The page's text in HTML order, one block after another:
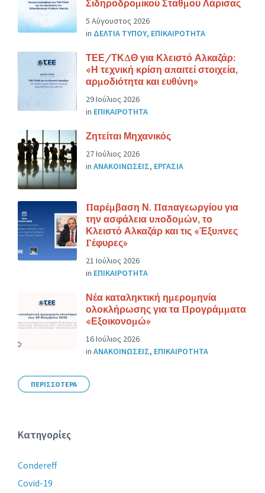
Σιδηροδρομικού Σταθμού Λάρισας
5 Αύγουστος 2026
in ΔΕΛΤΙΑ ΤΥΠΟΥ, ΕΠΙΚΑΙΡΟΤΗΤΑ
ΤΕΕ/ΤΚΔΘ για Κλειστό Αλκαζάρ:
«Η τεχνική κρίση απαιτεί στοιχεία,
αρμοδιότητα και ευθύνη»
29 Ιούλιος 2026
in ΕΠΙΚΑΙΡΟΤΗΤΑ
Ζητείται Μηχανικός
27 Ιούλιος 2026
in ΑΝΑΚΟΙΝΩΣΕΙΣ, ΕΡΓΑΣΙΑ
Παρέμβαση Ν. Παπαγεωργίου για
την ασφάλεια υποδομών, το
Κλειστό Αλκαζάρ και τις «Έξυπνες
Γέφυρες»
21 Ιούλιος 2026
in ΕΠΙΚΑΙΡΟΤΗΤΑ
Νέα καταληκτική ημερομηνία
ολοκλήρωσης για τα Προγράμματα
«Εξοικονομώ»
16 Ιούλιος 2026
in ΑΝΑΚΟΙΝΩΣΕΙΣ, ΕΠΙΚΑΙΡΟΤΗΤΑ
ΠΕΡΙΣΣΟΤΕΡΑ
Κατηγορίες
Condereff
Covid-19